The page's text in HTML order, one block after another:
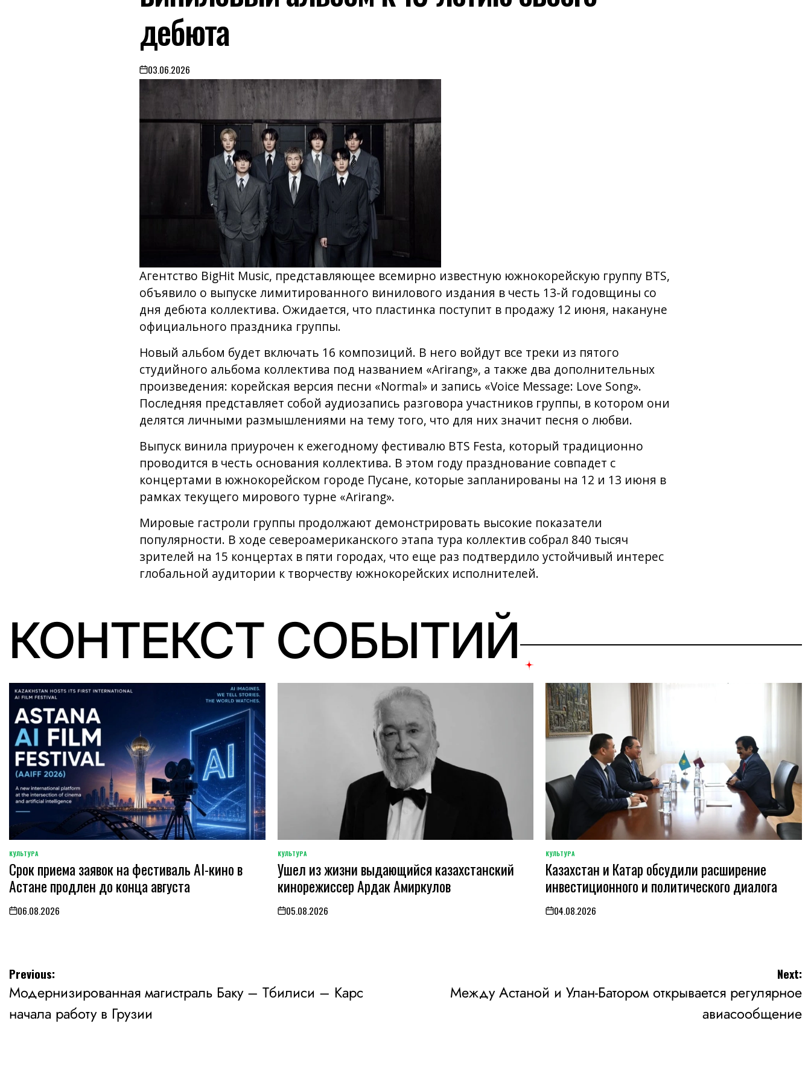
дебюта
on03.06.2026
Агентство BigHit Music, представляющее всемирно известную южнокорейскую группу BTS,
объявило о выпуске лимитированного винилового издания в честь 13-й годовщины со
дня дебюта коллектива. Ожидается, что пластинка поступит в продажу 12 июня, накануне
официального праздника группы.
Новый альбом будет включать 16 композиций. В него войдут все треки из пятого
студийного альбома коллектива под названием «Arirang», а также два дополнительных
произведения: корейская версия песни «Normal» и запись «Voice Message: Love Song».
Последняя представляет собой аудиозапись разговора участников группы, в котором они
делятся личными размышлениями на тему того, что для них значит песня о любви.
Выпуск винила приурочен к ежегодному фестивалю BTS Festa, который традиционно
проводится в честь основания коллектива. В этом году празднование совпадет с
концертами в южнокорейском городе Пусане, которые запланированы на 12 и 13 июня в
рамках текущего мирового турне «Arirang».
Мировые гастроли группы продолжают демонстрировать высокие показатели
популярности. В ходе североамериканского этапа тура коллектив собрал 840 тысяч
зрителей на 15 концертах в пяти городах, что еще раз подтвердило устойчивый интерес
глобальной аудитории к творчеству южнокорейских исполнителей.
КОНТЕКСТ СОБЫТИЙ
POSTED
IN
КУЛЬТУРА
Срок приема заявок на фестиваль AI-кино в
Астане продлен до конца августа
on06.08.2026
POSTED
IN
КУЛЬТУРА
Ушел из жизни выдающийся казахстанский
кинорежиссер Ардак Амиркулов
on05.08.2026
POSTED
IN
КУЛЬТУРА
Казахстан и Катар обсудили расширение
инвестиционного и политического диалога
on04.08.2026
Навигация
по
записям
Previous:
Модернизированная магистраль Баку – Тбилиси – Карс
начала работу в Грузии
Next:
Между Астаной и Улан-Батором открывается регулярное
авиасообщение